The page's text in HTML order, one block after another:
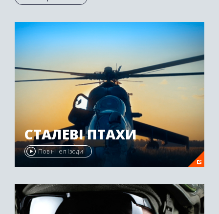
Осетії був нагороджений другою премією
СТАЛЕВІ ПТАХИ
Повні епізоди